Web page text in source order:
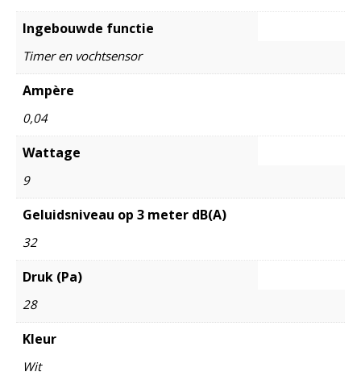
Ingebouwde functie
Timer en vochtsensor
Ampère
0,04
Wattage
9
Geluidsniveau op 3 meter dB(A)
32
Druk (Pa)
28
Kleur
Wit